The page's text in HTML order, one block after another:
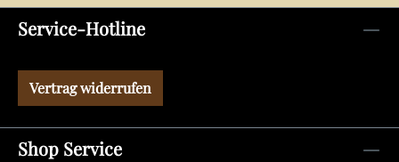
Service-Hotline
Vertrag widerrufen
Shop Service